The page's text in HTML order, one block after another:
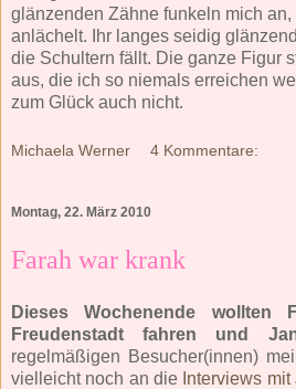
glänzenden Zähne funkeln mich
anlächelt. Ihr langes seidig
die Schultern fällt. Die ganze Figur
aus, die ich so niemals erreichen
zum Glück auch nicht.
Michaela Werner 4 Kommentare:
Montag, 22. März 2010
Farah war krank
Dieses Wochenende
Freudenstadt fahren und
regelmäßigen Besucher(innen)
vielleicht noch an die Interviews mit